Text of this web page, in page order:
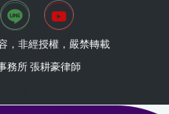
，非經授權，嚴禁轉載
務所 張耕豪律師